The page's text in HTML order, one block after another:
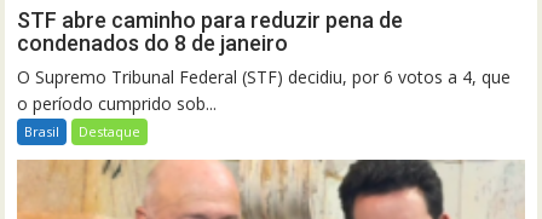
STF abre caminho para reduzir pena de
condenados do 8 de janeiro
O Supremo Tribunal Federal (STF) decidiu, por 6 votos a 4, que
o período cumprido sob...
Brasil Destaque